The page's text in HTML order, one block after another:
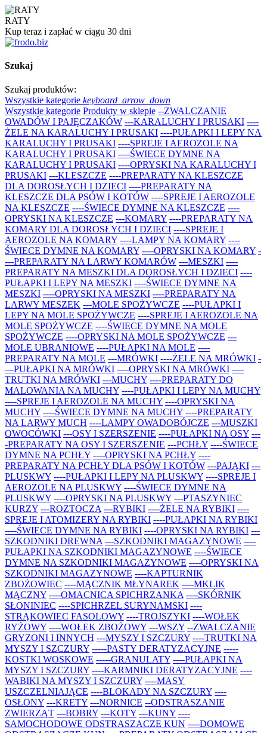
RATY
Kup teraz i zapłać w ciągu 30 dni
Szukaj
Szukaj produktów:
Wszystkie kategorie keyboard_arrow_down
Wszystkie kategorie Produkty w sklepie --ZWALCZANIE
OWADÓW I PAJĘCZAKÓW ---KARALUCHY I PRUSAKI ----
ŻELE NA KARALUCHY I PRUSAKI ----PUŁAPKI I LEPY NA
KARALUCHY I PRUSAKI ----SPREJE I AEROZOLE NA
KARALUCHY I PRUSAKI ----ŚWIECE DYMNE NA
KARALUCHY I PRUSAKI ----OPRYSKI NA KARALUCHY I
PRUSAKI ---KLESZCZE ----PREPARATY NA KLESZCZE
DLA DOROSŁYCH I DZIECI ----PREPARATY NA
KLESZCZE DLA PSÓW I KOTÓW ----SPREJE I AEROZOLE
NA KLESZCZE ----ŚWIECE DYMNE NA KLESZCZE ----
OPRYSKI NA KLESZCZE ---KOMARY ----PREPARATY NA
KOMARY DLA DOROSŁYCH I DZIECI ----SPREJE I
AEROZOLE NA KOMARY ----LAMPY NA KOMARY ----
ŚWIECE DYMNE NA KOMARY ----OPRYSKI NA KOMARY -
---PREPARATY NA LARWY KOMARÓW ---MESZKI ----
PREPARATY NA MESZKI DLA DOROSŁYCH I DZIECI ----
PUŁAPKI I LEPY NA MESZKI ----ŚWIECE DYMNE NA
MESZKI ----OPRYSKI NA MESZKI ----PREPARATY NA
LARWY MESZEK ---MOLE SPOŻYWCZE ----PUŁAPKI I
LEPY NA MOLE SPOŻYWCZE ----SPREJE I AEROZOLE NA
MOLE SPOŻYWCZE ----ŚWIECE DYMNE NA MOLE
SPOŻYWCZE ----OPRYSKI NA MOLE SPOŻYWCZE ---
MOLE UBRANIOWE ----PUŁAPKI NA MOLE ----
PREPARATY NA MOLE ---MRÓWKI ----ŻELE NA MRÓWKI -
---PUŁAPKI NA MRÓWKI ----OPRYSKI NA MRÓWKI ----
TRUTKI NA MRÓWKI ---MUCHY ----PREPARATY DO
MALOWANIA NA MUCHY ----PUŁAPKI I LEPY NA MUCHY
----SPREJE I AEROZOLE NA MUCHY ----OPRYSKI NA
MUCHY ----ŚWIECE DYMNE NA MUCHY ----PREPARATY
NA LARWY MUCH ----LAMPY OWADOBÓJCZE ---MUSZKI
OWOCÓWKI ---OSY I SZERSZENIE ----PUŁAPKI NA OSY ---
-PREPARATY NA OSY I SZERSZENIE ---PCHŁY ----ŚWIECE
DYMNE NA PCHŁY ----OPRYSKI NA PCHŁY ----
PREPARATY NA PCHŁY DLA PSÓW I KOTÓW ---PAJĄKI ---
PLUSKWY ----PUŁAPKI I LEPY NA PLUSKWY ----SPREJE I
AEROZOLE NA PLUSKWY ----ŚWIECE DYMNE NA
PLUSKWY ----OPRYSKI NA PLUSKWY ---PTASZYNIEC
KURZY ---ROZTOCZA ---RYBIKI ----ŻELE NA RYBIKI ----
SPREJE I ATOMIZERY NA RYBIKI ----PUŁAPKI NA RYBIKI
----ŚWIECE DYMNE NA RYBIKI ----OPRYSKI NA RYBIKI ---
SZKODNIKI DREWNA ---SZKODNIKI MAGAZYNOWE ----
PUŁAPKI NA SZKODNIKI MAGAZYNOWE ----ŚWIECE
DYMNE NA SZKODNIKI MAGAZYNOWE ----OPRYSKI NA
SZKODNIKI MAGAZYNOWE ----KAPTURNIK
ZBOŻOWIEC ----MĄCZNIK MŁYNAREK ----MKLIK
MĄCZNY ----OMACNICA SPICHRZANKA ----SKÓRNIK
SŁONINIEC ----SPICHRZEL SURYNAMSKI ----
STRĄKOWIEC FASOLOWY ----TROJSZYKI ----WOŁEK
RYŻOWY ----WOŁEK ZBOŻOWY ---WSZY --ZWALCZANIE
GRYZONI I INNYCH ---MYSZY I SZCZURY ----TRUTKI NA
MYSZY I SZCZURY -----PASTY DERATYZACYJNE -----
KOSTKI WOSKOWE -----GRANULATY ----PUŁAPKI NA
MYSZY I SZCZURY ----KARMNIKI DERATYZACYJNE ----
WABIKI NA MYSZY I SZCZURY ----MASY
USZCZELNIAJĄCE ----BLOKADY NA SZCZURY ----
OSŁONY ---KRETY ---NORNICE --ODSTRASZANIE
ZWIERZĄT ---BOBRY ---KOTY ---KUNY ----
SAMOCHODOWE ODSTRASZACZE KUN ----DOMOWE